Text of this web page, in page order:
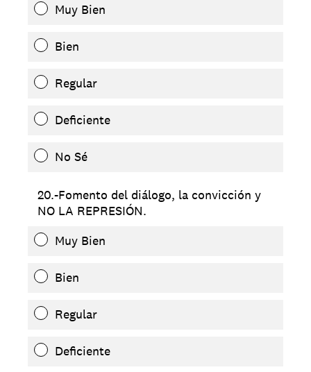
Muy Bien
Bien
Regular
Deficiente
No Sé
20.-Fomento del diálogo, la convicción y
NO LA REPRESIÓN.
Muy Bien
Bien
Regular
Deficiente